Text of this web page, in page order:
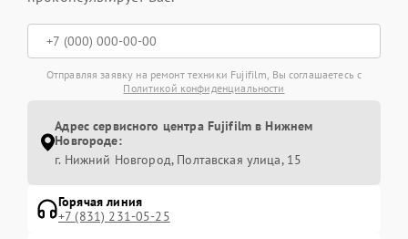
Отправляя заявку на ремонт техники Fujifilm, Вы соглашаетесь с
Политикой конфиденциальности
Адрес сервисного центра Fujifilm в Нижнем
Новгороде:
г. Нижний Новгород, Полтавская улица, 15
Горячая линия
+7 (831) 231-05-25